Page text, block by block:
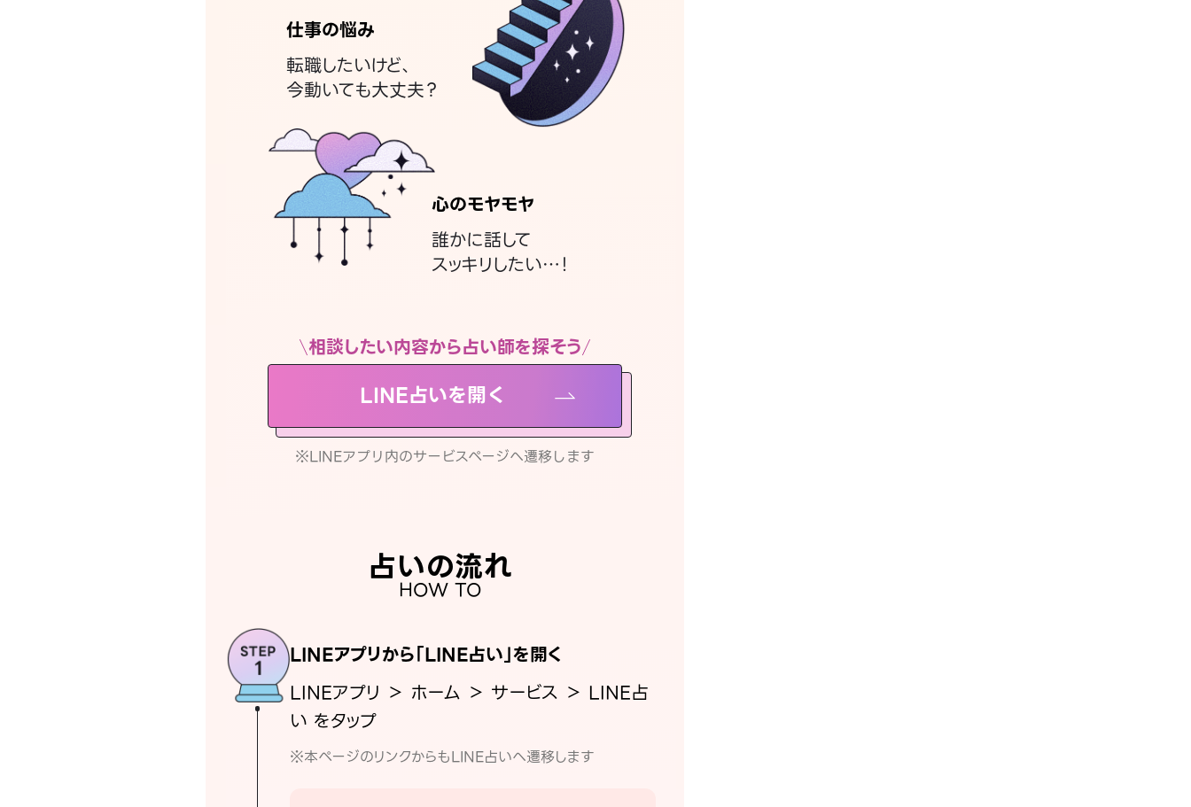
仕事の悩み
転職したいけど、
今動いても大丈夫？
心のモヤモヤ
誰かに話して
スッキリしたい…！
相談したい内容から占い師を探そう
LINE占いを開く
※LINEアプリ内のサービスページへ遷移します
占いの流れ
HOW TO
LINEアプリから「LINE占い」を開く
LINEアプリ ＞ ホーム ＞ サービス ＞ LINE占
い をタップ
※本ページのリンクからもLINE占いへ遷移します